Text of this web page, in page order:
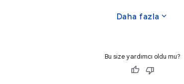
Strategies
Daha fazla expand_more
Bu size yardımcı oldu mu?